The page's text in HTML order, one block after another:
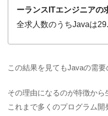
ーランスITエンジニアの
全求人数のうちJavaは
この結果を見てもJavaの需要
その理由になるのが特徴から
これまで多くのプログラム